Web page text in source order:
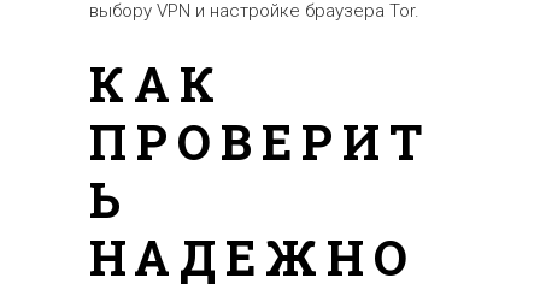
выбору VPN и настройке браузера Tor.
КАК
ПРОВЕРИТ
Ь
НАДЕЖНО